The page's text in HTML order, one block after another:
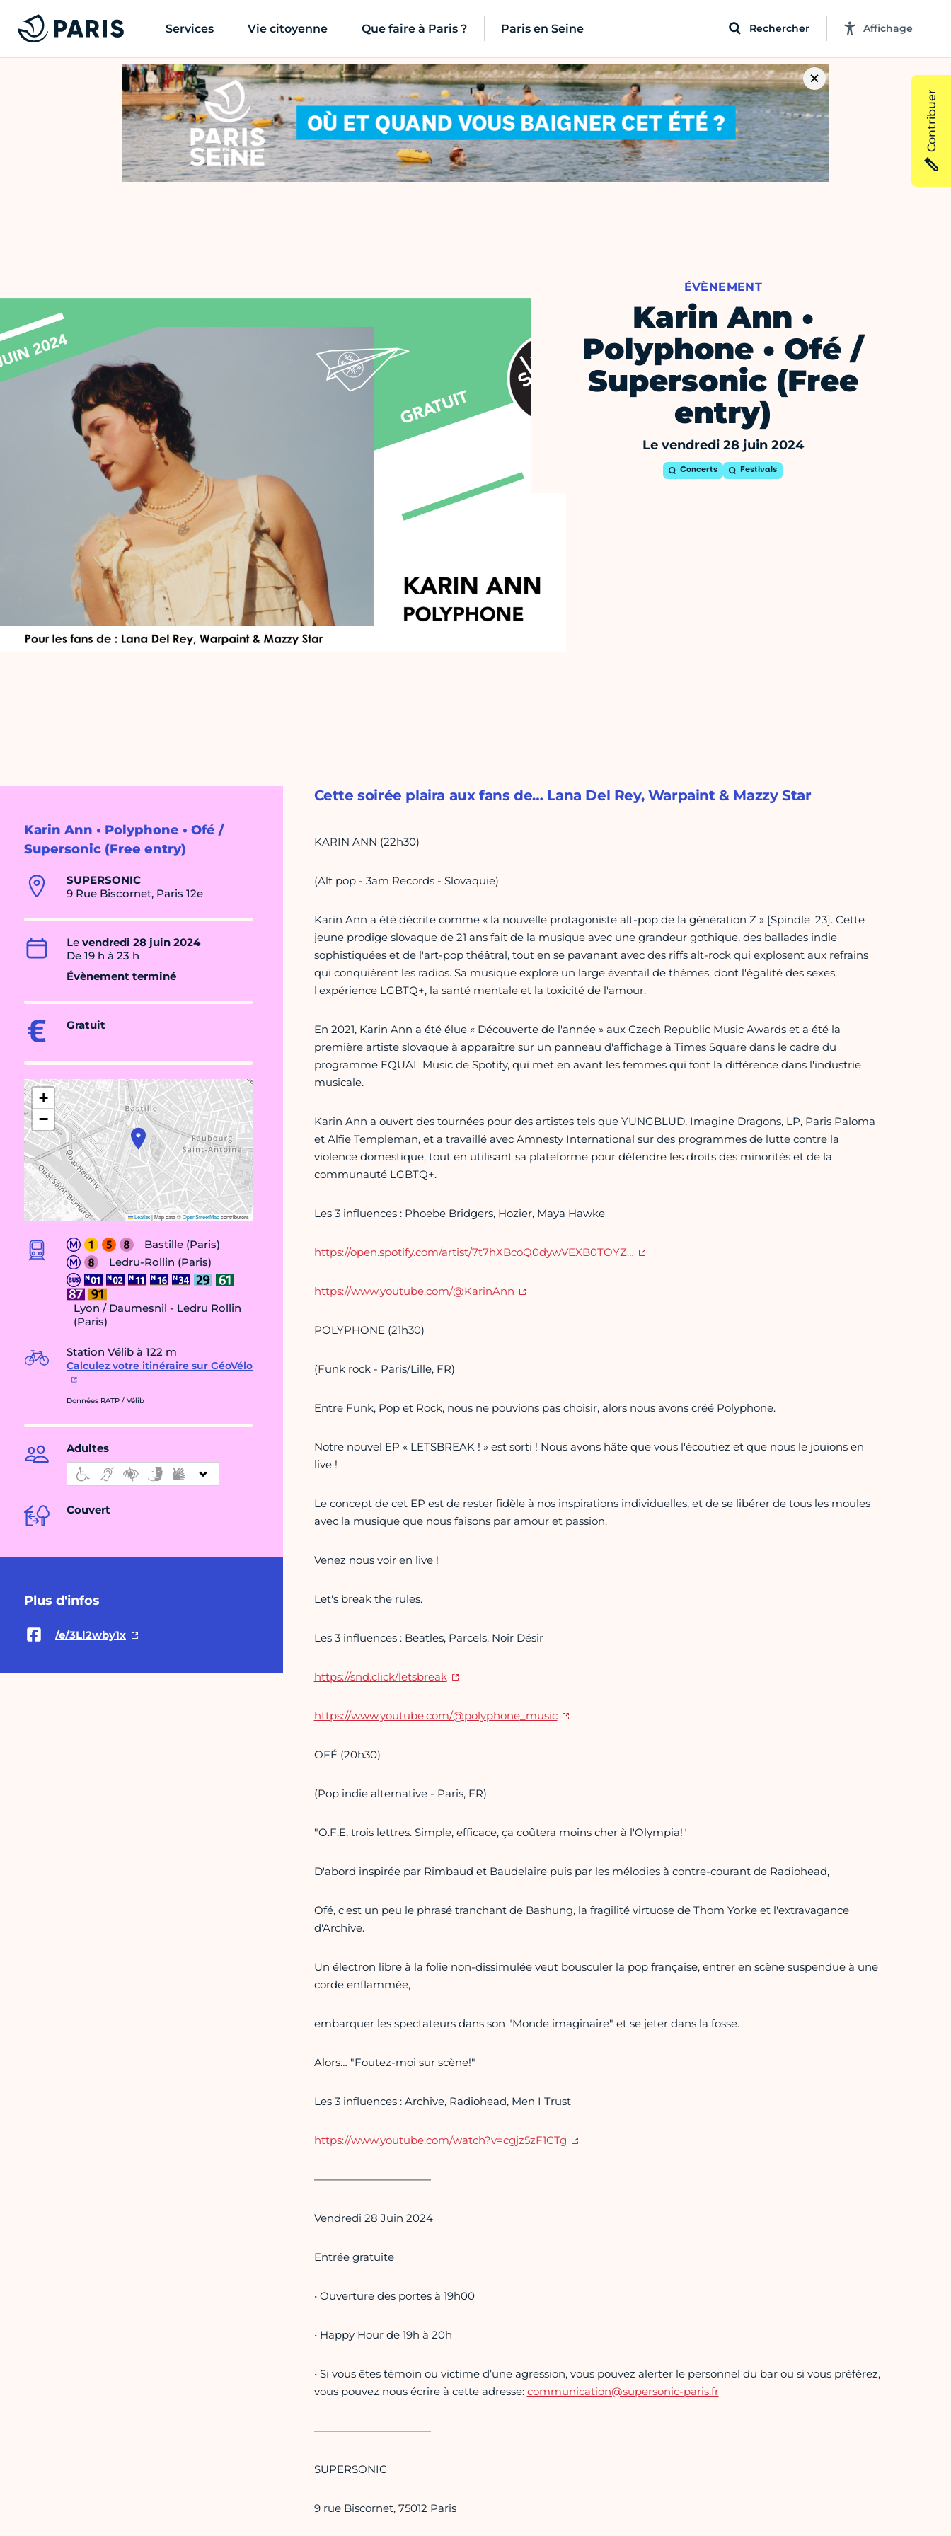
Services Vie citoyenne Que faire à Paris ? Paris en Seine Rechercher Affichage
ÉVÈNEMENT
Karin Ann •
Polyphone • Ofé /
Supersonic (Free
entry)
Le vendredi 28 juin 2024
Concerts Festivals
Karin Ann • Polyphone • Ofé /
Supersonic (Free entry)
SUPERSONIC
9 Rue Biscornet, Paris 12e
Le vendredi 28 juin 2024
De 19 h à 23 h
Évènement terminé
Gratuit
+
−
Leaflet|Map data ©OpenStreetMapcontributors
Bastille (Paris)
Ledru-Rollin (Paris)
Lyon / Daumesnil - Ledru Rollin
(Paris)
Station Vélib à 122 m
Calculez votre itinéraire sur GéoVélo
Données RATP / Vélib
Adultes
Couvert
Plus d'infos
/e/3Ll2wby1x
Cette soirée plaira aux fans de… Lana Del Rey, Warpaint & Mazzy Star
KARIN ANN (22h30)
(Alt pop - 3am Records - Slovaquie)
Karin Ann a été décrite comme « la nouvelle protagoniste alt-pop de la génération Z » [Spindle '23]. Cette
jeune prodige slovaque de 21 ans fait de la musique avec une grandeur gothique, des ballades indie
sophistiquées et de l'art-pop théâtral, tout en se pavanant avec des riffs alt-rock qui explosent aux refrains
qui conquièrent les radios. Sa musique explore un large éventail de thèmes, dont l'égalité des sexes,
l'expérience LGBTQ+, la santé mentale et la toxicité de l'amour.
En 2021, Karin Ann a été élue « Découverte de l'année » aux Czech Republic Music Awards et a été la
première artiste slovaque à apparaître sur un panneau d'affichage à Times Square dans le cadre du
programme EQUAL Music de Spotify, qui met en avant les femmes qui font la différence dans l'industrie
musicale.
Karin Ann a ouvert des tournées pour des artistes tels que YUNGBLUD, Imagine Dragons, LP, Paris Paloma
et Alfie Templeman, et a travaillé avec Amnesty International sur des programmes de lutte contre la
violence domestique, tout en utilisant sa plateforme pour défendre les droits des minorités et de la
communauté LGBTQ+.
Les 3 influences : Phoebe Bridgers, Hozier, Maya Hawke
https://open.spotify.com/artist/7t7hXBcoQ0dywVEXB0TOYZ…
https://www.youtube.com/@KarinAnn
POLYPHONE (21h30)
(Funk rock - Paris/Lille, FR)
Entre Funk, Pop et Rock, nous ne pouvions pas choisir, alors nous avons créé Polyphone.
Notre nouvel EP « LETSBREAK ! » est sorti ! Nous avons hâte que vous l'écoutiez et que nous le jouions en
live !
Le concept de cet EP est de rester fidèle à nos inspirations individuelles, et de se libérer de tous les moules
avec la musique que nous faisons par amour et passion.
Venez nous voir en live !
Let's break the rules.
Les 3 influences : Beatles, Parcels, Noir Désir
https://snd.click/letsbreak
https://www.youtube.com/@polyphone_music
OFÉ (20h30)
(Pop indie alternative - Paris, FR)
"O.F.E, trois lettres. Simple, efficace, ça coûtera moins cher à l'Olympia!"
D'abord inspirée par Rimbaud et Baudelaire puis par les mélodies à contre-courant de Radiohead,
Ofé, c'est un peu le phrasé tranchant de Bashung, la fragilité virtuose de Thom Yorke et l'extravagance
d'Archive.
Un électron libre à la folie non-dissimulée veut bousculer la pop française, entrer en scène suspendue à une
corde enflammée,
embarquer les spectateurs dans son "Monde imaginaire" et se jeter dans la fosse.
Alors… "Foutez-moi sur scène!"
Les 3 influences : Archive, Radiohead, Men I Trust
https://www.youtube.com/watch?v=cgjz5zF1CTg
———————————
Vendredi 28 Juin 2024
Entrée gratuite
• Ouverture des portes à 19h00
• Happy Hour de 19h à 20h
• Si vous êtes témoin ou victime d’une agression, vous pouvez alerter le personnel du bar ou si vous préférez,
vous pouvez nous écrire à cette adresse: communication@supersonic-paris.fr
———————————
SUPERSONIC
9 rue Biscornet, 75012 Paris
Contribuer